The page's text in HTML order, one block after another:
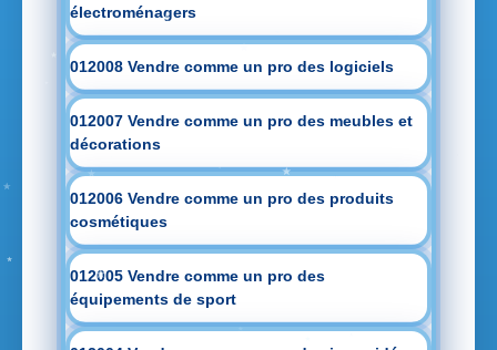
électroménagers
012008 Vendre comme un pro des logiciels
012007 Vendre comme un pro des meubles et
décorations
012006 Vendre comme un pro des produits
cosmétiques
012005 Vendre comme un pro des
équipements de sport